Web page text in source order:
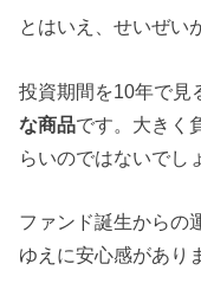
とはいえ、せいぜい
投資期間を10年で見
な商品です。大きく
らいのではないでし
ファンド誕生からの
ゆえに安心感があり